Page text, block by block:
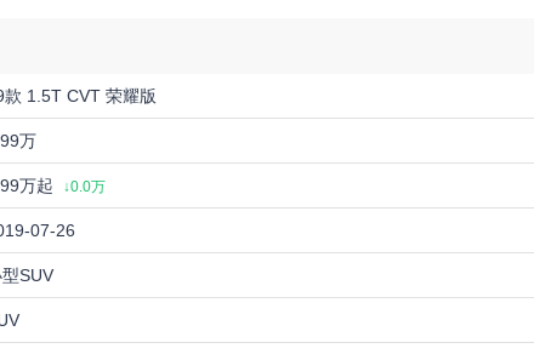
款 1.5T CVT 荣耀版
万
万起 ↓0.0万
07-26
SUV